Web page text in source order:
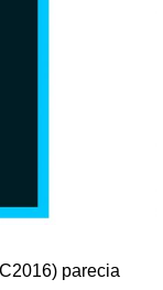
parecia